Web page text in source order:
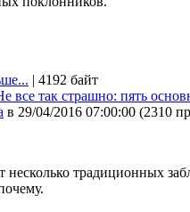
| 4192 байт
все так страшно: пять
в 29/04/2016 07:00:00 (2310
несколько традиционных